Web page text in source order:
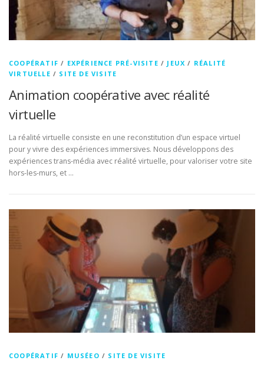
COOPÉRATIF / EXPÉRIENCE PRÉ-VISITE / JEUX / RÉALITÉ
VIRTUELLE / SITE DE VISITE
Animation coopérative avec réalité
virtuelle
La réalité virtuelle consiste en une reconstitution d’un espace virtuel
pour y vivre des expériences immersives. Nous développons des
expériences trans-média avec réalité virtuelle, pour valoriser votre site
hors-les-murs, et …
COOPÉRATIF / MUSÉEO / SITE DE VISITE